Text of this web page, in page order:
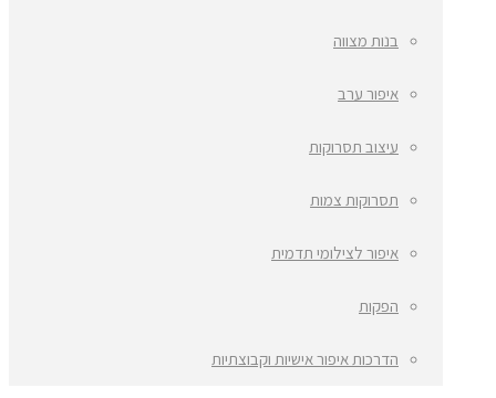
בנות מצווה
איפור ערב
עיצוב תסרוקות
תסרוקות צמות
איפור לצילומי תדמית
הפקות
הדרכות איפור אישיות וקבוצתיות